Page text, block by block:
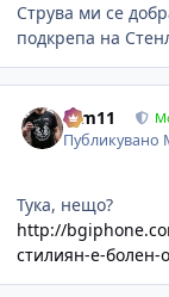
Струва ми се
подкрепа на
arm11
Публикувано
Тука, нещо?
http://
стилиян-е-болен-